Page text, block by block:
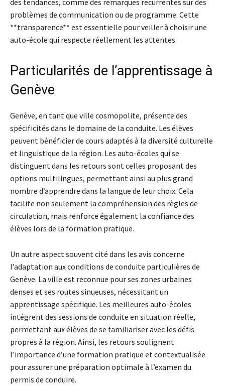
problèmes de communication ou de programme. Cette
**transparence** est essentielle pour veiller à choisir une
auto-école qui respecte réellement les attentes.
Particularités de l’apprentissage à
Genève
Genève, en tant que ville cosmopolite, présente des
spécificités dans le domaine de la conduite. Les élèves
peuvent bénéficier de cours adaptés à la diversité culturelle
et linguistique de la région. Les auto-écoles qui se
distinguent dans les retours sont celles proposant des
options multilingues, permettant ainsi au plus grand
nombre d’apprendre dans la langue de leur choix. Cela
facilite non seulement la compréhension des règles de
circulation, mais renforce également la confiance des
élèves lors de la formation pratique.
Un autre aspect souvent cité dans les avis concerne
l’adaptation aux conditions de conduite particulières de
Genève. La ville est reconnue pour ses zones urbaines
denses et ses routes sinueuses, nécessitant un
apprentissage spécifique. Les meilleures auto-écoles
intégrent des sessions de conduite en situation réelle,
permettant aux élèves de se familiariser avec les défis
propres à la région. Ainsi, les retours soulignent
l’importance d’une formation pratique et contextualisée
pour assurer une préparation optimale à l’examen du
permis de conduire.